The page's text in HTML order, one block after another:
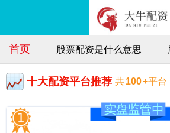
首页 股票配资是什么意思
十大配资平台推荐 共100+平台